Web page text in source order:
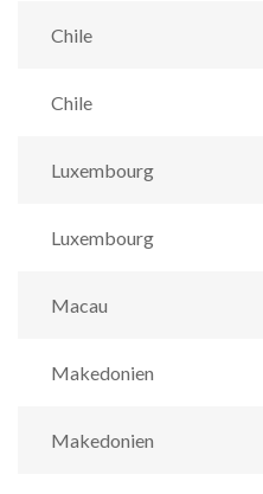
Chile
Chile
Luxembourg
Luxembourg
Macau
Makedonien
Makedonien